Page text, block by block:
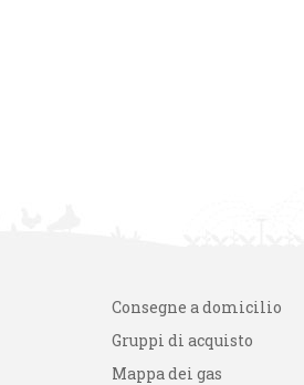
Consegne a domicilio
Gruppi di acquisto
Mappa dei gas